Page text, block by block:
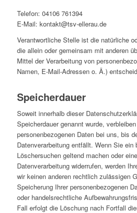
Telefon: 04106 761394
E-Mail: kontakt@tsv-ellerau.de
Verantwortliche Stelle ist die natürliche
die allein oder gemeinsam mit anderen
Mittel der Verarbeitung von
Namen, E-Mail-Adressen o. Ä.)
Speicherdauer
Soweit innerhalb dieser
Speicherdauer genannt wurde,
personenbezogenen Daten bei uns, bis
Datenverarbeitung entfällt. Wenn Sie ein
Löschersuchen geltend machen oder
Datenverarbeitung widerrufen, werden
wir keinen anderen rechtlich zulässigen
Speicherung Ihrer personenbezogenen
oder handelsrechtliche
Fall erfolgt die Löschung nach Fortfall